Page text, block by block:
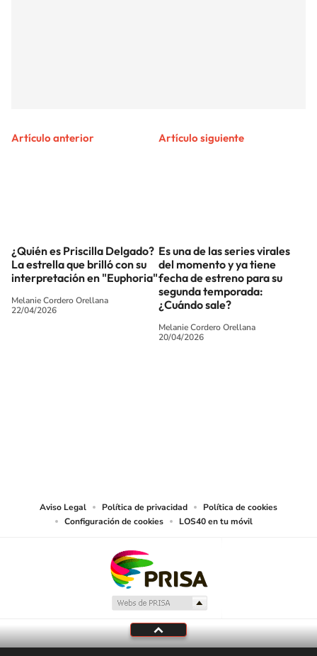
Artículo anterior
¿Quién es Priscilla Delgado?
La estrella que brilló con su
interpretación en "Euphoria"
Melanie Cordero Orellana
22/04/2026
Artículo siguiente
Es una de las series virales
del momento y ya tiene
fecha de estreno para su
segunda temporada:
¿Cuándo sale?
Melanie Cordero Orellana
20/04/2026
Aviso Legal Política de privacidad
Política de cookies
Configuración de cookies
LOS40 en tu móvil